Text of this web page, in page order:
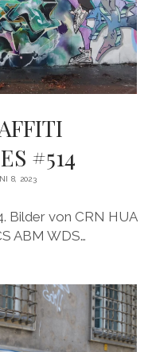
Menü
öffnen
#514
8, 2023
Bilder von CRN HUA
ABM WDS…